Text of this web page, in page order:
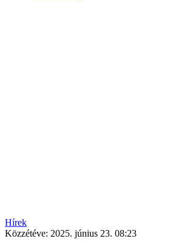
Hírek
Közzétéve: 2025. június 23. 08:23